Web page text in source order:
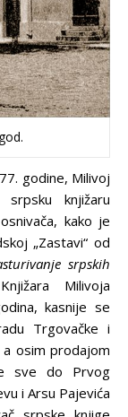
godine, Milivoj
knjižaru
kako je
„Zastavi“ od
srpskih
Milivoja
kasnije se
Trgovačke i
a osim prodajom
sve do Prvog
i Arsu Pajevića